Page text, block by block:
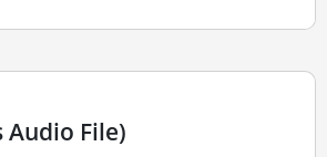
Audio File)